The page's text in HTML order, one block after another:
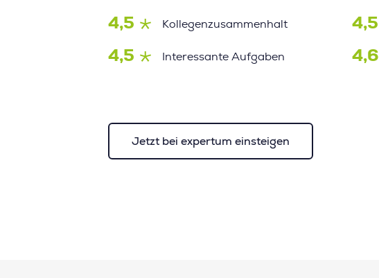
4,5 Kollegenzusammenhalt 4,5
4,5 Interessante Aufgaben 4,6
Jetzt bei expertum einsteigen